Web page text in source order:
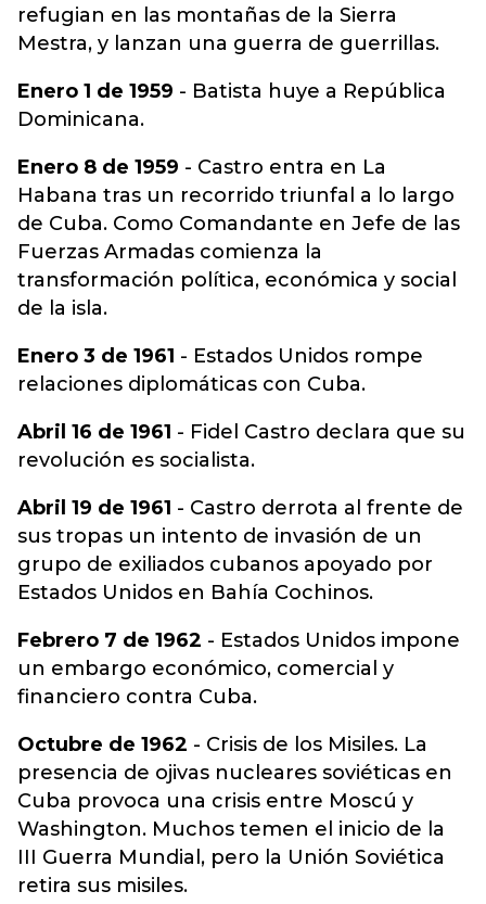
refugian en las montañas de la Sierra
Mestra, y lanzan una guerra de guerrillas.
Enero 1 de 1959 - Batista huye a República
Dominicana.
Enero 8 de 1959 - Castro entra en La
Habana tras un recorrido triunfal a lo largo
de Cuba. Como Comandante en Jefe de las
Fuerzas Armadas comienza la
transformación política, económica y social
de la isla.
Enero 3 de 1961 - Estados Unidos rompe
relaciones diplomáticas con Cuba.
Abril 16 de 1961 - Fidel Castro declara que su
revolución es socialista.
Abril 19 de 1961 - Castro derrota al frente de
sus tropas un intento de invasión de un
grupo de exiliados cubanos apoyado por
Estados Unidos en Bahía Cochinos.
Febrero 7 de 1962 - Estados Unidos impone
un embargo económico, comercial y
financiero contra Cuba.
Octubre de 1962 - Crisis de los Misiles. La
presencia de ojivas nucleares soviéticas en
Cuba provoca una crisis entre Moscú y
Washington. Muchos temen el inicio de la
III Guerra Mundial, pero la Unión Soviética
retira sus misiles.